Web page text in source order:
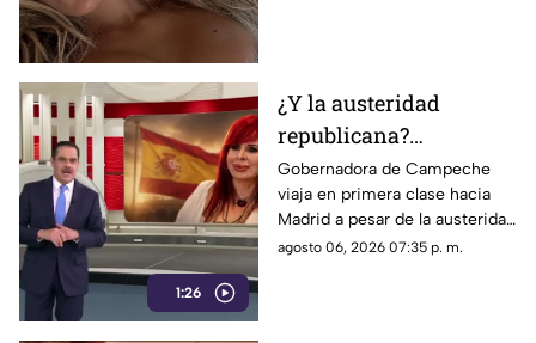
1:26
¿Y la austeridad
republicana?
Gobernadora Layda
Sansores viaja en
primera clase hacia
Madrid
Gobernadora de Campeche
viaja en primera clase hacia
Madrid a pesar de la austeridad
republicana.
agosto 06, 2026 07:35 p. m.